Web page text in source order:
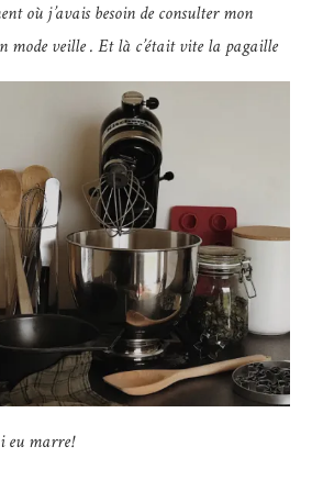
où j’avais besoin de consulter mon
mode veille . Et là c’était vite la pagaille
eu marre!